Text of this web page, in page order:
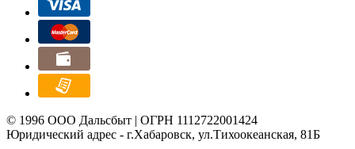
© 1996 ООО Дальсбыт | ОГРН 1112722001424
Юридический адрес - г.Хабаровск, ул.Тихоокеанская, 81Б